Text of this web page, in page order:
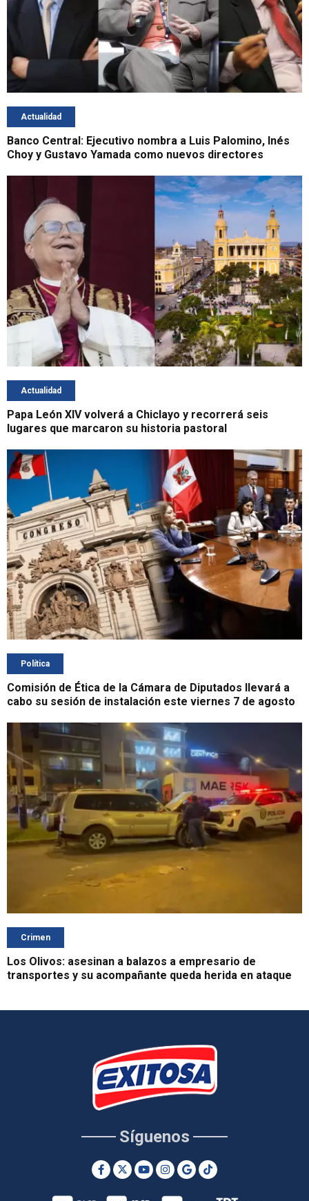
Actualidad
Banco Central: Ejecutivo nombra a Luis Palomino, Inés
Choy y Gustavo Yamada como nuevos directores
Actualidad
Papa León XIV volverá a Chiclayo y recorrerá seis
lugares que marcaron su historia pastoral
Política
Comisión de Ética de la Cámara de Diputados llevará a
cabo su sesión de instalación este viernes 7 de agosto
Crimen
Los Olivos: asesinan a balazos a empresario de
transportes y su acompañante queda herida en ataque
Síguenos